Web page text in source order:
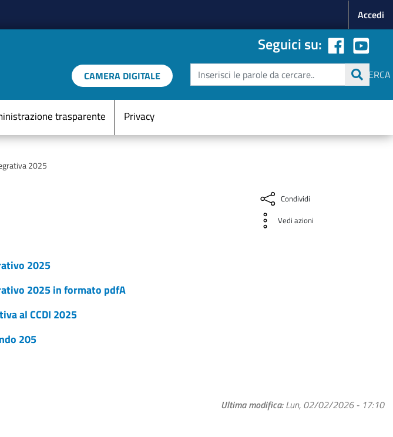
Accedi
Seguici su:
CAMERA DIGITALE Cerca
CERCA
Statico
trasparente Privacy
2025
Condividi
Vedi azioni
2025
2025 in formato pdfA
al CCDI 2025
205
Ultima modifica Lun, 02/02/2026 - 17:10